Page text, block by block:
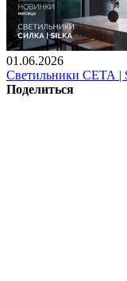
01.06.2026
Светильники СЕТА |
Поделиться